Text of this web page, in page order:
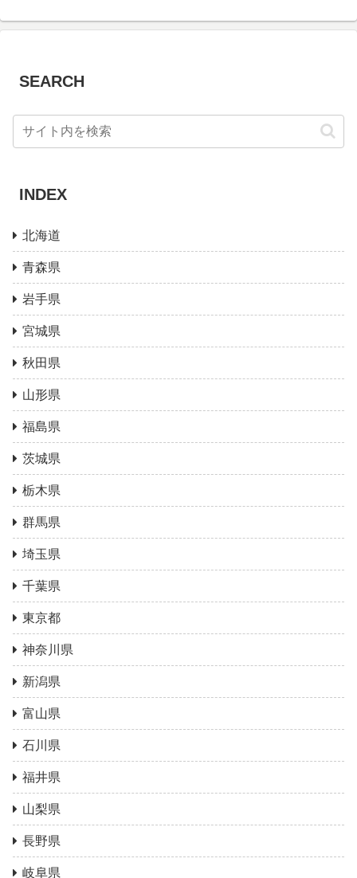
SEARCH
INDEX
北海道
青森県
岩手県
宮城県
秋田県
山形県
福島県
茨城県
栃木県
群馬県
埼玉県
千葉県
東京都
神奈川県
新潟県
富山県
石川県
福井県
山梨県
長野県
岐阜県